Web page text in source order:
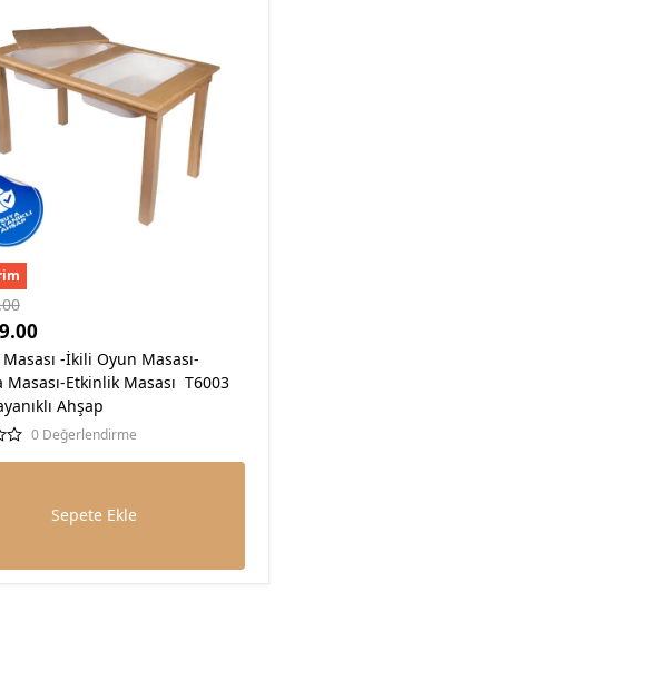
-İkili Oyun Masası-
Masası-Etkinlik Masası T6003
Ahşap
0 Değerlendirme
Sepete Ekle